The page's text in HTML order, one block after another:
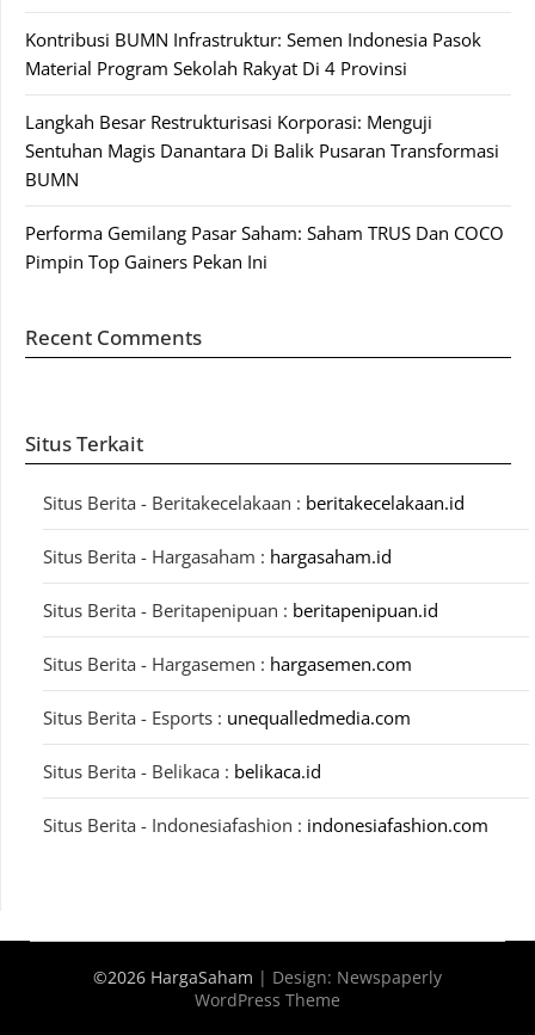
Kontribusi BUMN Infrastruktur: Semen Indonesia Pasok
Material Program Sekolah Rakyat Di 4 Provinsi
Langkah Besar Restrukturisasi Korporasi: Menguji
Sentuhan Magis Danantara Di Balik Pusaran Transformasi
BUMN
Performa Gemilang Pasar Saham: Saham TRUS Dan COCO
Pimpin Top Gainers Pekan Ini
Recent Comments
Situs Terkait
Situs Berita - Beritakecelakaan : beritakecelakaan.id
Situs Berita - Hargasaham : hargasaham.id
Situs Berita - Beritapenipuan : beritapenipuan.id
Situs Berita - Hargasemen : hargasemen.com
Situs Berita - Esports : unequalledmedia.com
Situs Berita - Belikaca : belikaca.id
Situs Berita - Indonesiafashion : indonesiafashion.com
©2026 HargaSaham | Design: Newspaperly
WordPress Theme